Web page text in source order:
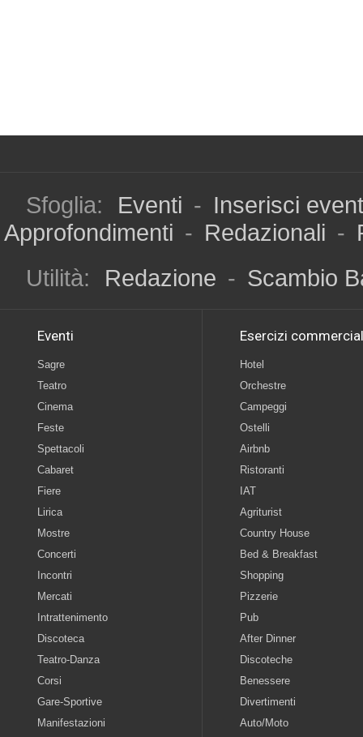
Sfoglia: Eventi - Inserisci
Approfondimenti - Redazionali -
Utilità:
Redazione - Scambio
Eventi
Sagre
Teatro
Cinema
Feste
Spettacoli
Cabaret
Fiere
Lirica
Mostre
Concerti
Incontri
Mercati
Intrattenimento
Discoteca
Teatro-Danza
Corsi
Gare-Sportive
Manifestazioni
Esercizi
Hotel
Orchestre
Campeggi
Ostelli
Airbnb
Ristoranti
IAT
Agriturist
Country House
Bed & Breakfast
Shopping
Pizzerie
Pub
After Dinner
Discoteche
Benessere
Divertimenti
Auto/Moto